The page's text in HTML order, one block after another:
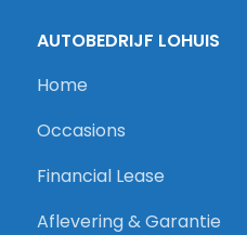
AUTOBEDRIJF LOHUIS
Home
Occasions
Financial Lease
Aflevering & Garantie